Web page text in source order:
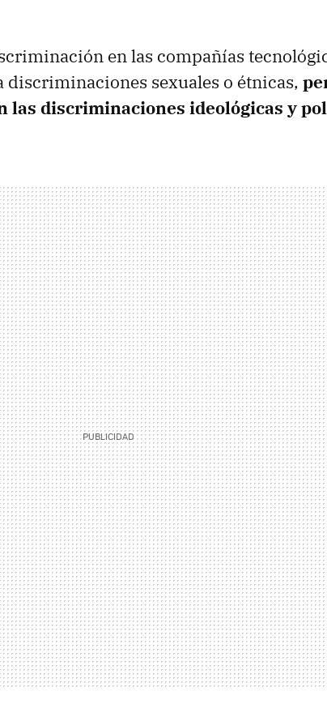
en las compañías
sexuales o étnicas,
las discriminaciones ideológicas y